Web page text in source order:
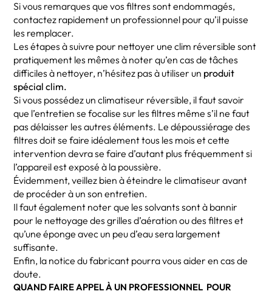
Si vous remarques que vos filtres sont endommagés,
contactez rapidement un professionnel pour qu’il puisse
les remplacer.
Les étapes à suivre pour nettoyer une clim réversible sont
pratiquement les mêmes à noter qu’en cas de tâches
difficiles à nettoyer, n’hésitez pas à utiliser un produit
spécial clim.
Si vous possédez un climatiseur réversible, il faut savoir
que l’entretien se focalise sur les filtres même s’il ne faut
pas délaisser les autres éléments. Le dépoussiérage des
filtres doit se faire idéalement tous les mois et cette
intervention devra se faire d’autant plus fréquemment si
l’appareil est exposé à la poussière.
Évidemment, veillez bien à éteindre le climatiseur avant
de procéder à un son entretien.
Il faut également noter que les solvants sont à bannir
pour le nettoyage des grilles d’aération ou des filtres et
qu’une éponge avec un peu d’eau sera largement
suffisante.
Enfin, la notice du fabricant pourra vous aider en cas de
doute.
QUAND FAIRE APPEL À UN PROFESSIONNEL POUR